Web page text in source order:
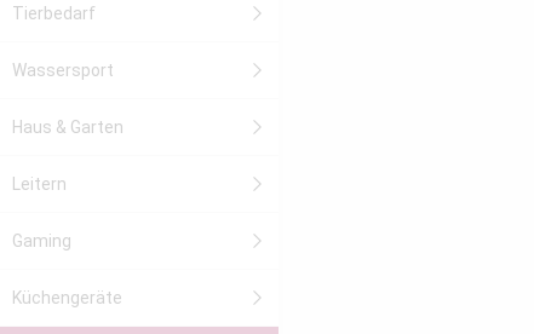
Tierbedarf
Wassersport
Haus & Garten
Leitern
Gaming
Küchengeräte